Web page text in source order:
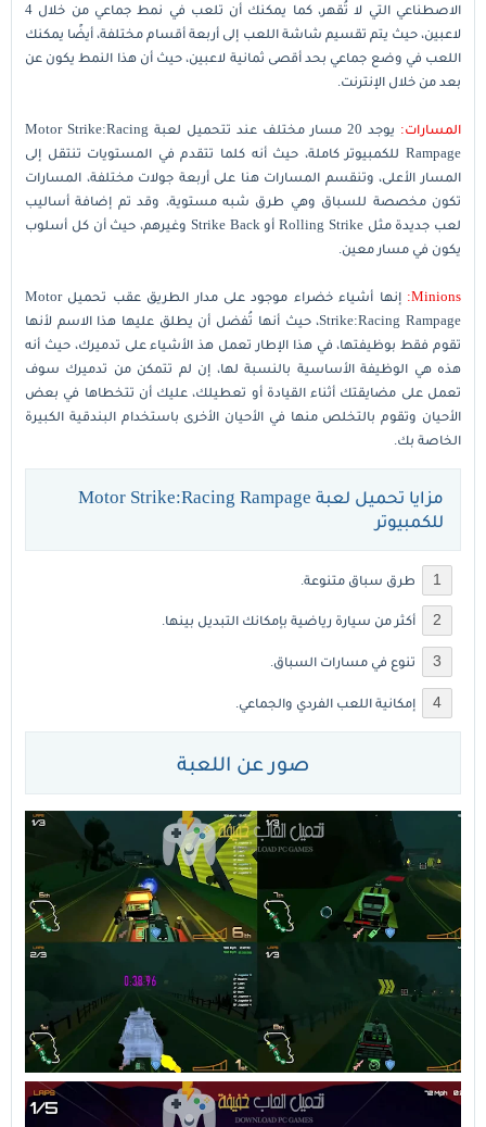
الاصطناعي التي لا تُقهر، كما يمكنك أن تلعب في نمط جماعي من خلال 4
لاعبين، حيث يتم تقسيم شاشة اللعب إلى أربعة أقسام مختلفة، أيضًا يمكنك
اللعب في وضع جماعي بحد أقصى ثمانية لاعبين، حيث أن هذا النمط يكون عن
بعد من خلال الإنترنت.
المسارات:
يوجد 20 مسار مختلف عند تتحميل لعبة Motor Strike:Racing
Rampage للكمبيوتر كاملة، حيث أنه كلما تتقدم في المستويات تنتقل إلى
المسار الأعلى، وتنقسم المسارات هنا على أربعة جولات مختلفة، المسارات
تكون مخصصة للسباق وهي طرق شبه مستوية، وقد تم إضافة أساليب
لعب جديدة مثل Rolling Strike أو Strike Back وغيرهم، حيث أن كل أسلوب
يكون في مسار معين.
Minions:
إنها أشياء خضراء موجود على مدار الطريق عقب تحميل Motor
Strike:Racing Rampage، حيث أنها تُفضل أن يطلق عليها هذا الاسم لأنها
تقوم فقط بوظيفتها، في هذا الإطار تعمل هذ الأشياء على تدميرك، حيث أنه
هذه هي الوظيفة الأساسية بالنسبة لها، إن لم تتمكن من تدميرك سوف
تعمل على مضايقتك أثناء القيادة أو تعطيلك، عليك أن تتخطاها في بعض
الأحيان وتقوم بالتخلص منها في الأحيان الأخرى باستخدام البندقية الكبيرة
الخاصة بك.
مزايا تحميل لعبة Motor Strike:Racing Rampage
للكمبيوتر
طرق سباق متنوعة.
أكثر من سيارة رياضية بإمكانك التبديل بينها.
تنوع في مسارات السباق.
إمكانية اللعب الفردي والجماعي.
صور عن اللعبة